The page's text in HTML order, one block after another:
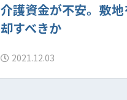
介護資金が不安。敷
却すべきか
2021.12.03